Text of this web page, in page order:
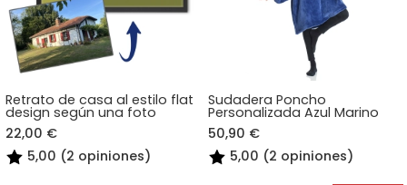
Retrato de casa al estilo flat
design según una foto
22,00 €
5,00 (2 opiniones)
Sudadera Poncho
Personalizada Azul Marino
50,90 €
5,00 (2 opiniones)